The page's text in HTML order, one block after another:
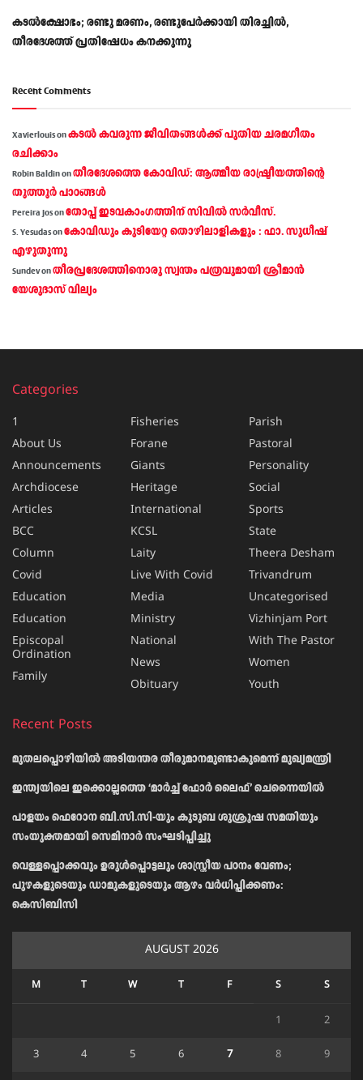
കടൽക്ഷോഭം; രണ്ടു മരണം, രണ്ടുപേർക്കായി തിരച്ചിൽ,
തീരദേശത്ത് പ്രതിഷേധം കനക്കുന്നു
Recent Comments
Xavierlouisonകടല്‍ കവരുന്ന ജീവിതങ്ങള്‍ക്ക് പുതിയ ചരമഗീതം
രചിക്കാം
Robin Baldinonതീരദേശത്തെ കോവിഡ്: ആത്മീയ രാഷ്ട്രീയത്തിന്റെ
തൂത്തൂര്‍ പാഠങ്ങൾ
Pereira Josonതോപ്പ് ഇടവകാംഗത്തിന് സിവിൽ സർവീസ്.
S. Yesudasonകോവിഡും കുടിയേറ്റ തൊഴിലാളികളും : ഫാ. സുധീഷ്
എഴുതുന്നു
Sundevonതീരപ്രദേശത്തിനൊരു സ്വന്തം പത്രവുമായി ശ്രീമാന്‍
യേശുദാസ് വില്യം
Categories
1
About Us
Announcements
Archdiocese
Articles
BCC
Column
Covid
Education
Education
Episcopal
Ordination
Family
Fisheries
Forane
Giants
Heritage
International
KCSL
Laity
Live With Covid
Media
Ministry
National
News
Obituary
Parish
Pastoral
Personality
Social
Sports
State
Theera Desham
Trivandrum
Uncategorised
Vizhinjam Port
With The Pastor
Women
Youth
Recent Posts
മുതലപ്പൊഴിയിൽ അടിയന്തര തീരുമാനമുണ്ടാകുമെന്ന് മുഖ്യമന്ത്രി
ഇന്ത്യയിലെ ഇക്കൊല്ലത്തെ ‘മാർച്ച് ഫോർ ലൈഫ്’ ചെന്നൈയിൽ
പാളയം ഫെറോന ബി.സി.സി-യും കുടുബ ശുശ്രൂഷ സമതിയും
സംയുക്തമായി സെമിനാർ സംഘടിപ്പിച്ചു
വെള്ളപ്പൊക്കവും ഉരുള്‍പ്പൊട്ടലും ശാസ്ത്രീയ പഠനം വേണം;
പുഴകളുടെയും ഡാമുകളുടെയും ആഴം വര്‍ധിപ്പിക്കണം:
കെസിബിസി
AUGUST 2026
M T W T F S S
1 2
3 4 5 6 7 8 9